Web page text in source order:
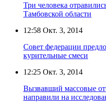
Три человека
Тамбовской области
12:58 Окт. 3, 2014
Совет федерации
курительные смеси
12:25 Окт. 3, 2014
Вызвавший массовые
направили на